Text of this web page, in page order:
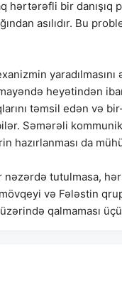
bir danışıq
asılıdır. Bu
heyətindən
təmsil edən və
Səmərəli
da
tutulmasa, hər
və Fələstin
qalmaması